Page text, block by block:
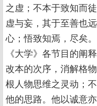
之虚；不本于致知而
虚与妄，其于至善也
心；悟致知焉，尽矣
《大学》各节目的阐
改本的次序，消解格
根人物思维之灵动；
他的思路。他以诚意